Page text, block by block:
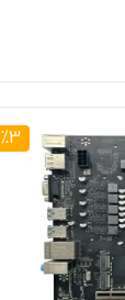
3
%